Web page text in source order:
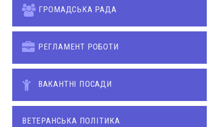
ГРОМАДСЬКА РАДА
РЕГЛАМЕНТ РОБОТИ
ВАКАНТНІ ПОСАДИ
ВЕТЕРАНСЬКА ПОЛІТИКА